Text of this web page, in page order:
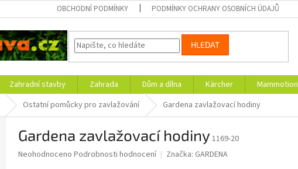
OBCHODNÍ PODMÍNKY PODMÍNKY OCHRANY OSOBNÍCH ÚDAJŮ
HLEDAT
Zahradní stavby Zahrada Dům a dílna Kärcher Mammotion
Ostatní pomůcky pro zavlažování Gardena zavlažovací hodiny
Gardena zavlažovací hodiny 1169-20
Průměrné
Neohodnoceno Podrobnosti hodnocení Značka: GARDENA